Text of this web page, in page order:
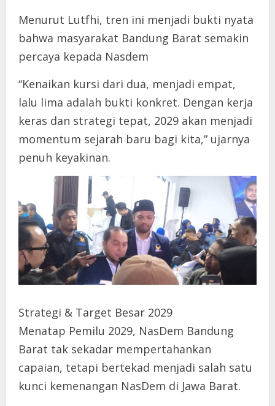
Menurut Lutfhi, tren ini menjadi bukti nyata
bahwa masyarakat Bandung Barat semakin
percaya kepada Nasdem
“Kenaikan kursi dari dua, menjadi empat,
lalu lima adalah bukti konkret. Dengan kerja
keras dan strategi tepat, 2029 akan menjadi
momentum sejarah baru bagi kita,” ujarnya
penuh keyakinan.
Strategi & Target Besar 2029
Menatap Pemilu 2029, NasDem Bandung
Barat tak sekadar mempertahankan
capaian, tetapi bertekad menjadi salah satu
kunci kemenangan NasDem di Jawa Barat.